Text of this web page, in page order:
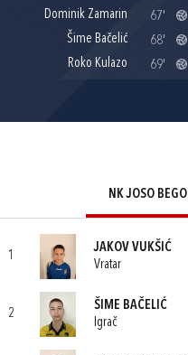
Dominik Zamarin
67'
Šime Bačelić
68'
Roko Kulazo
69'
NK JOSO BEGO
1
JAKOV VUKŠIĆ
Vratar
2
ŠIME BAČELIĆ
Igrač